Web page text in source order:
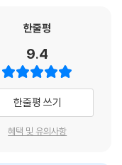
세계.
위로의 말을 건넸다네. 그
사실을 위안 삼으라고. 하
우주라는 개념이 대체 무
자 릴리 다우드나로 인해
계 밖으로 밀려난다. 한
사랑도 없는 행성인 ‘마
을’은 일종의 ‘유토피
들 중 일부는 돌아오지 않
않는가? 이 물음은 장애
한줄평
9.4
한줄평 쓰기
혜택 및 유의사항